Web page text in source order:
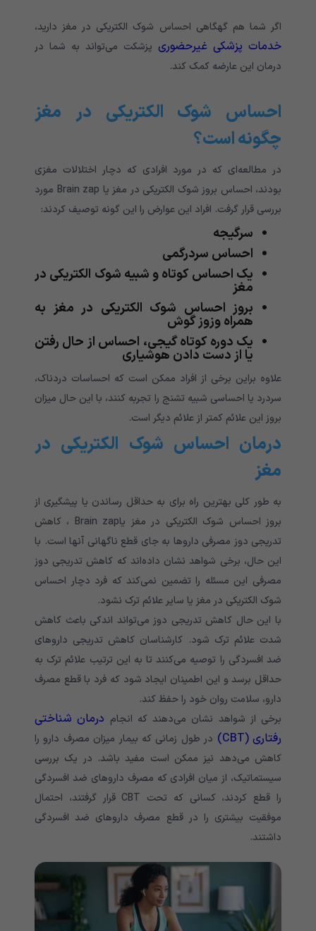
اگر شما هم گهگاهی احساس شوک الکتریکی در مغز دارید،
خدمات پزشکی غیرحضوری پزشکت می‌تواند به شما در
درمان این عارضه کمک کند.
احساس شوک الکتریکی در مغز
چگونه است؟
در مطالعه‌ای که در مورد افرادی که دچار اختلالات مغزی
بودند، احساس بروز شوک الکتریکی در مغز یا Brain zap مورد
بررسی قرار گرفت. افراد این عوارض را این گونه توصیف کردند:
سرگیجه
احساس سردرگمی
یک احساس کوتاه و شبیه شوک الکتریکی در
مغز
بروز احساس شوک الکتریکی در مغز به
همراه وزوز گوش
یک دوره کوتاه گیجی، احساس از حال رفتن
یا از دست دادن هوشیاری
علاوه براین برخی از افراد ممکن است که احساسات دردناک،
سردرد یا احساسی شبیه تشنج را تجربه کنند، با این حال میزان
بروز این علائم کمتر از علائم دیگر است.
درمان احساس شوک الکتریکی در
مغز
به طور کلی بهترین راه برای به حداقل رساندن یا پیشگیری از
بروز احساس شوک الکتریکی در مغز یاBrain zap ، کاهش
تدریجی دوز مصرفی داروها به جای قطع ناگهانی آنها است. با
این حال، برخی شواهد نشان داده‌اند که کاهش تدریجی دوز
مصرفی این مسئله را تضمین نمی‌کند که فرد دچار احساس
شوک الکتریکی در مغز یا سایر علائم ترک نشود.
با این حال کاهش تدریجی دوز می‌تواند اندکی باعث کاهش
شدت علائم ترک شود‌. کارشناسان کاهش تدریجی داروهای
ضد افسردگی را توصیه می‌کنند تا به این ترتیب علائم ترک به
حداقل برسد و این اطمینان ایجاد شود که فرد با قطع مصرف
دارو، سلامت روان خود را حفظ کند.
برخی از شواهد نشان می‌دهند که انجام درمان شناختی
رفتاری (CBT)
در طول زمانی که بیمار میزان مصرف دارو را
کاهش می‌دهد نیز ممکن است مفید باشد. در یک بررسی
سیستماتیک، از میان افرادی که مصرف داروهای ضد افسردگی
را قطع کردند، کسانی که تحت CBT قرار گرفتند، احتمال
موفقیت بیشتری را در قطع مصرف داروهای ضد افسردگی
داشتند.